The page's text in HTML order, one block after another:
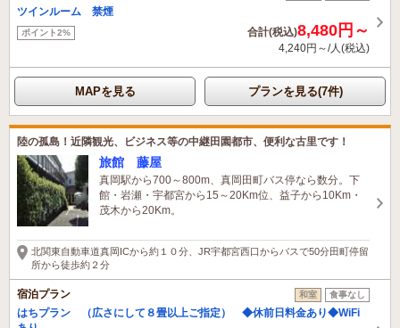
ツインルーム 禁煙
ポイント2% 合計(税込)8,480円～
4,240円～/人(税込)
MAPを見る プランを見る(7件)
陸の孤島！近隣観光、ビジネス等の中継田園都市、便利な古里です！
旅館 藤屋
真岡駅から700～800m、真岡田町バス停なら数分。下
館・岩瀬・宇都宮から15～20Km位、益子から10Km・
茂木から20Km。
北関東自動車道真岡ICから約１０分、JR宇都宮西口からバスで50分田町停留
所から徒歩約２分
宿泊プラン 和室 食事なし
はちプラン （広さにして８畳以上ご指定） ◆休前日料金あり◆WiFi